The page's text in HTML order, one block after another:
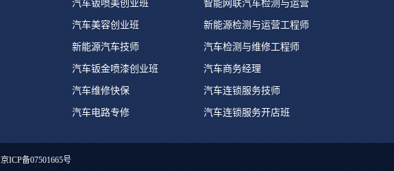
汽车钣喷美创业班
汽车美容创业班
新能源汽车技师
汽车钣金喷漆创业班
汽车维修快保
汽车电路专修
智能网联汽车检测与运营
新能源检测与运营工程师
汽车检测与维修工程师
汽车商务经理
汽车连锁服务技师
汽车连锁服务开店班
京ICP备07501665号